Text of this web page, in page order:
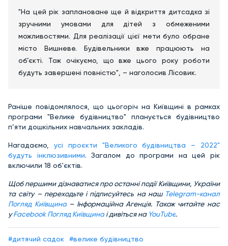
"На цей рік заплановане ще й відкриття дитсадка зі
зручними умовами для дітей з обмеженими
можливостями. Для реалізації цієї мети було обране
місто Вишневе. Будівельники вже працюють на
об’єкті. Тож очікуємо, що вже цього року роботи
будуть завершені повністю", – наголосив Лісовик.
Раніше повідомлялося, що цьогоріч на Київщині в рамках
програми "Велике будівництво" планується будівництво
п’яти дошкільних навчальних закладів.
Нагадаємо, усі проєкти "Великого будівництва – 2022"
будуть інклюзивними. Загалом до програми на цей рік
включили 18 об'єктів.
Щоб першими дізнаватися про останні події Київщини, України
та світу – переходьте і підписуйтесь на наш Telegram-канал
Погляд Київщина– Інформаційна Агенція. Також читайте нас
уFacebook Погляд Київщина і дивіться на YouTube.
#дитячий садок #велике будівництво